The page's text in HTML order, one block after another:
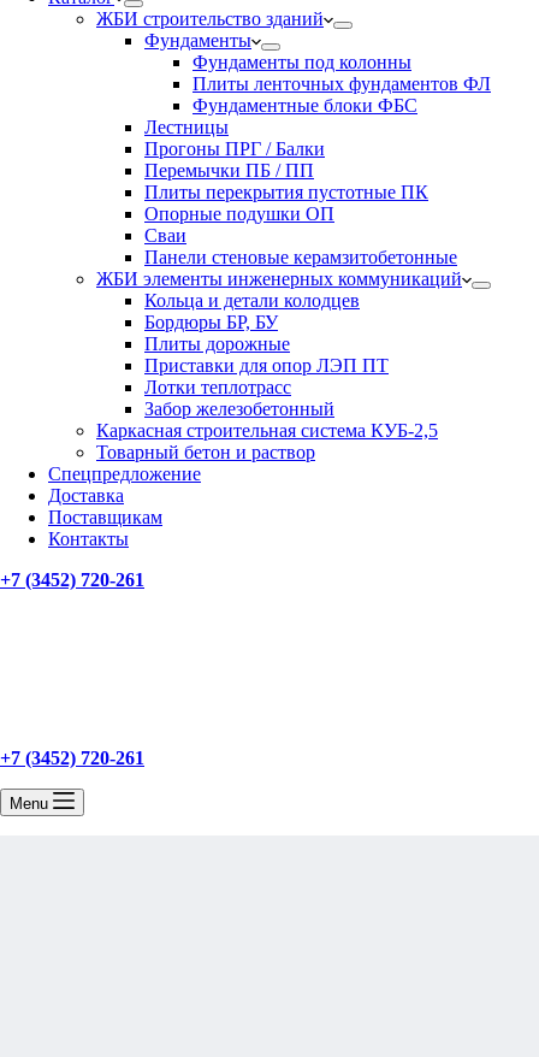
ЖБИ строительство зданий
Фундаменты
Фундаменты под колонны
Плиты ленточных фундаментов ФЛ
Фундаментные блоки ФБС
Лестницы
Прогоны ПРГ / Балки
Перемычки ПБ / ПП
Плиты перекрытия пустотные ПК
Опорные подушки ОП
Сваи
Панели стеновые керамзитобетонные
ЖБИ элементы инженерных коммуникаций
Кольца и детали колодцев
Бордюры БР, БУ
Плиты дорожные
Приставки для опор ЛЭП ПТ
Лотки теплотрасс
Забор железобетонный
Каркасная строительная система КУБ-2,5
Товарный бетон и раствор
Спецпредложение
Доставка
Поставщикам
Контакты
+7 (3452) 720-261
+7 (3452) 720-261
Menu